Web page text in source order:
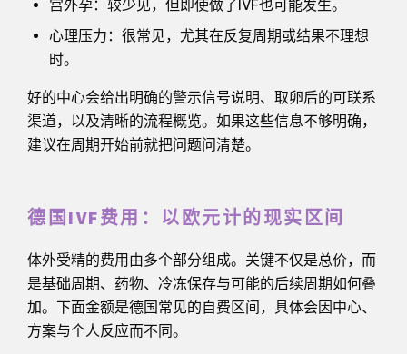
宫外孕：较少见，但即使做了IVF也可能发生。
心理压力：很常见，尤其在反复周期或结果不理想
时。
好的中心会给出明确的警示信号说明、取卵后的可联系
渠道，以及清晰的流程概览。如果这些信息不够明确，
建议在周期开始前就把问题问清楚。
德国IVF费用：以欧元计的现实区间
体外受精的费用由多个部分组成。关键不仅是总价，而
是基础周期、药物、冷冻保存与可能的后续周期如何叠
加。下面金额是德国常见的自费区间，具体会因中心、
方案与个人反应而不同。